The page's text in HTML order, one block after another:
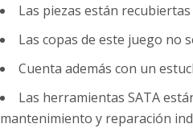
Las piezas están
Las copas de este juego no
Cuenta además con un
Las herramientas SATA
mantenimiento y reparación